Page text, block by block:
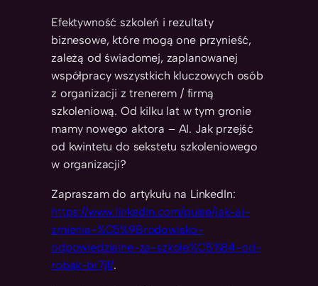
Efektywność szkoleń i rezultaty
biznesowe, które mogą one przynieść,
zależą od świadomej, zaplanowanej
współpracy wszystkich kluczowych osób
z organizacji z trenerem / firmą
szkoleniową. Od kilku lat w tym gronie
mamy nowego aktora – AI. Jak przejść
od kwintetu do sekstetu szkoleniowego
w organizacji?
Zapraszam do artykułu na LinkedIn:
https://www.linkedin.com/pulse/jak-ai-
zmienia-%C5%9Brodowisko-
odpowiedzialne-za-szkole%C5%84-od-
robak-br7jf/.